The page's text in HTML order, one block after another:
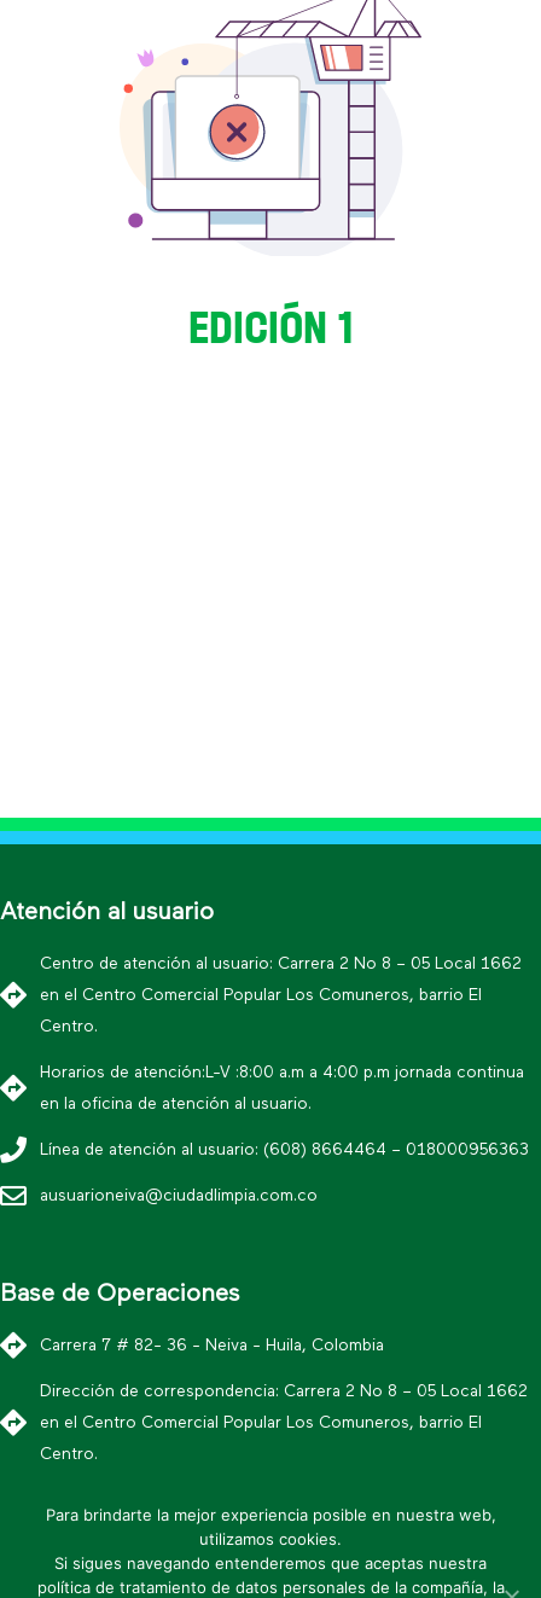
EDICIÓN 1
Atención al usuario
Centro de atención al usuario: Carrera 2 No 8 – 05 Local 1662
en el Centro Comercial Popular Los Comuneros, barrio El
Centro.
Horarios de atención:L-V :8:00 a.m a 4:00 p.m jornada continua
en la oficina de atención al usuario.
Línea de atención al usuario: (608) 8664464 – 018000956363
ausuarioneiva@ciudadlimpia.com.co
Base de Operaciones
Carrera 7 # 82- 36 - Neiva - Huila, Colombia
Dirección de correspondencia: Carrera 2 No 8 – 05 Local 1662
en el Centro Comercial Popular Los Comuneros, barrio El
Centro.
juridicaneiva@ciudadlimpia.com.co
* Política editorial y condiciones de uso
Para brindarte la mejor experiencia posible en nuestra web,
utilizamos cookies.
Si sigues navegando entenderemos que aceptas nuestra
política de tratamiento de datos personales de la compañía, la